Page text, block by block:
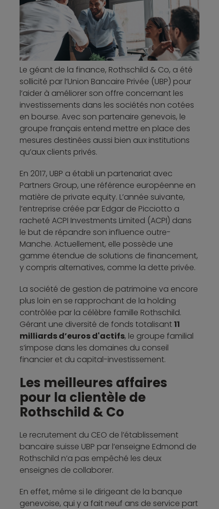
Le géant de la finance, Rothschild & Co, a été
sollicité par l’Union Bancaire Privée (UBP) pour
l’aider à améliorer son offre concernant les
investissements dans les sociétés non cotées
en bourse. Avec son partenaire genevois, le
groupe français entend mettre en place des
mesures destinées aussi bien aux institutions
qu’aux clients privés.
En 2017, UBP a établi un partenariat avec
Partners Group, une référence européenne en
matière de private equity. L’année suivante,
l’entreprise créée par Edgar de Picciotto a
racheté ACPI Investments Limited (ACPI) dans
le but de répandre son influence outre-
Manche. Actuellement, elle possède une
gamme étendue de solutions de financement,
y compris alternatives, comme la dette privée.
La société de gestion de patrimoine va encore
plus loin en se rapprochant de la holding
contrôlée par la célèbre famille Rothschild.
Gérant une diversité de fonds totalisant11
milliards d’euros d'actifs, le groupe familial
s’impose dans les domaines du conseil
financier et du capital-investissement.
Les meilleures affaires
pour la clientèle de
Rothschild & Co
Le recrutement du CEO de l’établissement
bancaire suisse UBP par l’enseigne Edmond de
Rothschild n’a pas empêché les deux
enseignes de collaborer.
En effet, même si le dirigeant de la banque
genevoise, qui y a fait neuf ans de service part